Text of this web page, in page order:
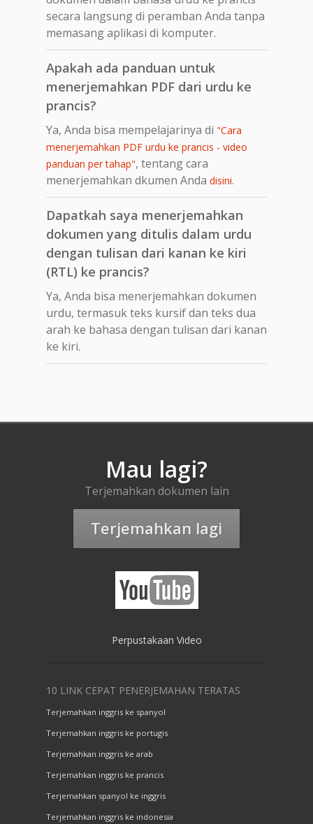
secara langsung di peramban Anda tanpa
memasang aplikasi di komputer.
Apakah ada panduan untuk
menerjemahkan PDF dari urdu ke
prancis?
Ya, Anda bisa mempelajarinya di "Cara
menerjemahkan PDF urdu ke prancis - video
panduan per tahap", tentang cara
menerjemahkan dkumen Anda disini.
Dapatkah saya menerjemahkan
dokumen yang ditulis dalam urdu
dengan tulisan dari kanan ke kiri
(RTL) ke prancis?
Ya, Anda bisa menerjemahkan dokumen
urdu, termasuk teks kursif dan teks dua
arah ke bahasa dengan tulisan dari kanan
ke kiri.
Mau lagi?
Terjemahkan dokumen lain
Terjemahkan lagi
Perpustakaan Video
10 LINK CEPAT PENERJEMAHAN TERATAS
Terjemahkan inggris ke spanyol
Terjemahkan inggris ke portugis
Terjemahkan inggris ke arab
Terjemahkan inggris ke prancis
Terjemahkan spanyol ke inggris
Terjemahkan inggris ke indonesia